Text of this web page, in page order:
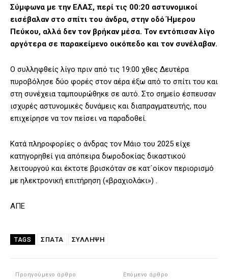
Σύμφωνα με την ΕΛΑΣ, περί τις 00:20 αστυνομικοί
εισέβαλαν στο σπίτι του άνδρα, στην οδό Ήμερου
Πεύκου, αλλά δεν τον βρήκαν μέσα. Τον εντόπισαν λίγο
αργότερα σε παρακείμενο οικόπεδο και τον συνέλαβαν.
Ο συλληφθείς λίγο πριν από τις 19:00 χθες Δευτέρα
πυροβόλησε δύο φορές στον αέρα έξω από το σπίτι του και
στη συνέχεια ταμπουρώθηκε σε αυτό. Στο σημείο έσπευσαν
ισχυρές αστυνομικές δυνάμεις και διαπραγματευτής, που
επιχείρησε να τον πείσει να παραδοθεί.
Κατά πληροφορίες ο άνδρας τον Μάιο του 2025 είχε
κατηγορηθεί για απόπειρα δωροδοκίας δικαστικού
λειτουργού και έκτοτε βρισκόταν σε κατ´οίκον περιορισμό
με ηλεκτρονική επιτήρηση («βραχιολάκι») .
ΑΠΕ
TAGS ΣΠΑΤΑ ΣΥΛΛΗΨΗ
Προηγούμενο άρθρο Επόμενο άρθρο